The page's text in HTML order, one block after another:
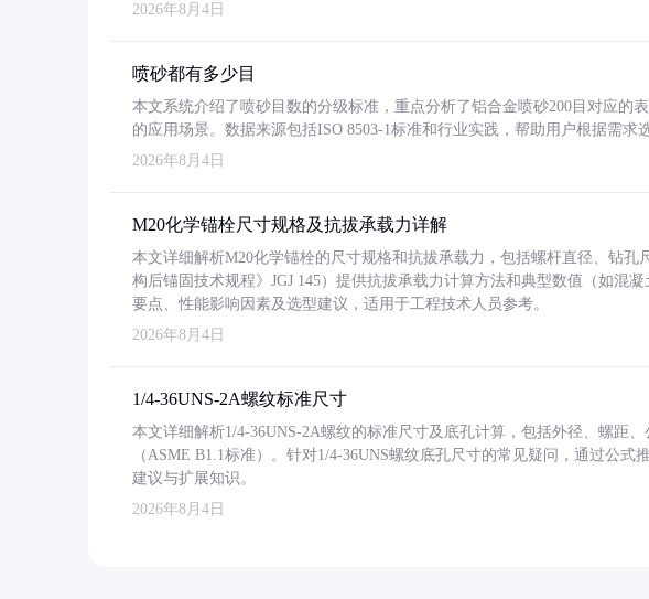
2026年8月4日
喷砂都有多少目
本文系统介绍了喷砂目数的分级标准，重点分析了铝合金喷砂200目对应的
的应用场景。数据来源包括ISO 8503-1标准和行业实践，帮助用户根据需求
2026年8月4日
M20化学锚栓尺寸规格及抗拔承载力详解
本文详细解析M20化学锚栓的尺寸规格和抗拔承载力，包括螺杆直径、钻
构后锚固技术规程》JGJ 145）提供抗拔承载力计算方法和典型数值（如混
要点、性能影响因素及选型建议，适用于工程技术人员参考。
2026年8月4日
1/4-36UNS-2A螺纹标准尺寸
本文详细解析1/4-36UNS-2A螺纹的标准尺寸及底孔计算，包括外径、螺距
（ASME B1.1标准）。针对1/4-36UNS螺纹底孔尺寸的常见疑问，通过公
建议与扩展知识。
2026年8月4日